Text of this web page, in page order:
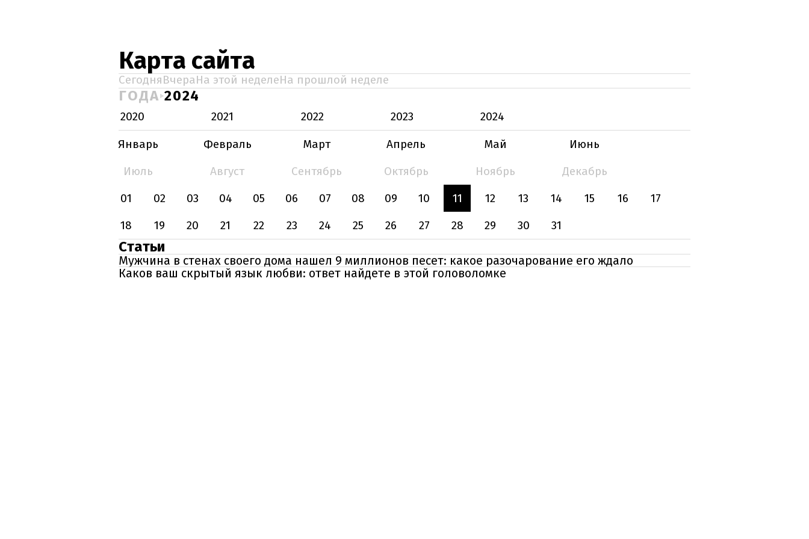
Карта сайта
СегодняВчераНа этой неделеНа прошлой неделе
ГОДА 2024
2020 2021 2022 2023
2024
Январь
Февраль Март Апрель Май
Июнь
Июль
Август Сентябрь Октябрь Ноябрь
Декабрь
01
02 03 04 05 06 07 08 09 10 11 12 13 14 15 16
17
18
19 20 21 22 23 24 25 26 27 28 29 30 31
Статьи
Мужчина в стенах своего дома нашел 9 миллионов песет: какое разочарование его ждало
Каков ваш скрытый язык любви: ответ найдете в этой головоломке